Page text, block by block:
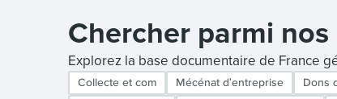
Chercher parmi
Explorez la base documentaire de France
Collecte et com Mécénat d'entreprise
Dons